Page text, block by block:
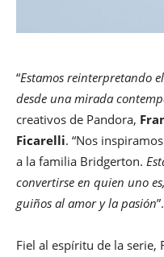
“Estamos reinterpretando
desde una mirada
creativos de Pandora,
Ficarelli. “Nos
a la familia Bridgerton.
convertirse en quien uno
guiños al amor y la pasión”.
Fiel al espíritu de la serie,